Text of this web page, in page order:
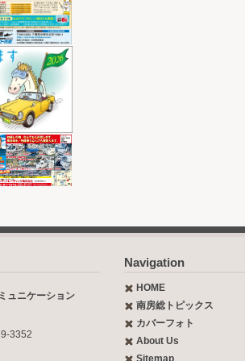
ュニケーション
3352
Navigation
HOME
南房総トピックス
カバーフォト
About Us
Sitemap